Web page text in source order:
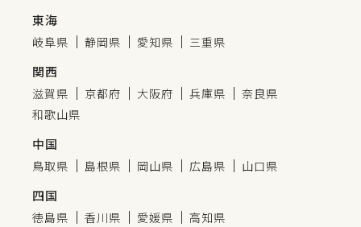
東海
岐阜県 静岡県 愛知県 三重県
関西
滋賀県 京都府 大阪府 兵庫県
奈良県
和歌山県
中国
鳥取県 島根県 岡山県 広島県 山口県
四国
徳島県 香川県 愛媛県 高知県